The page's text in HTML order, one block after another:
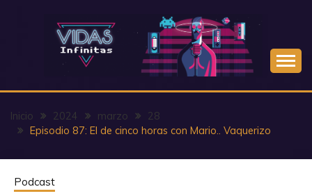
Inicio 2024 marzo
28
Episodio 87: El de cinco horas con Mario.. Vaquerizo
Podcast